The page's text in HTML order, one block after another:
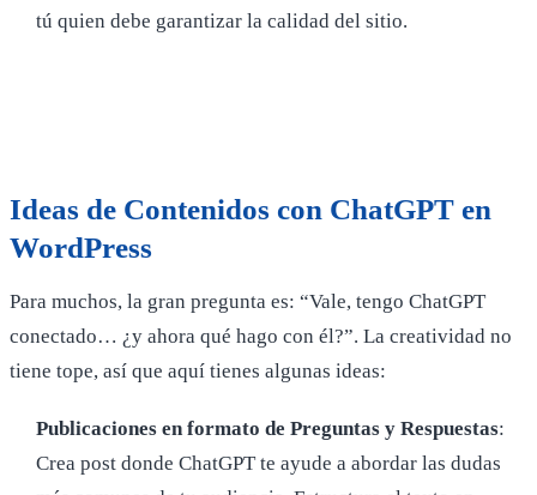
tú quien debe garantizar la calidad del sitio.
Ideas de Contenidos con ChatGPT en
WordPress
Para muchos, la gran pregunta es: “Vale, tengo ChatGPT
conectado… ¿y ahora qué hago con él?”. La creatividad no
tiene tope, así que aquí tienes algunas ideas:
Publicaciones en formato de Preguntas y Respuestas:
Crea post donde ChatGPT te ayude a abordar las dudas